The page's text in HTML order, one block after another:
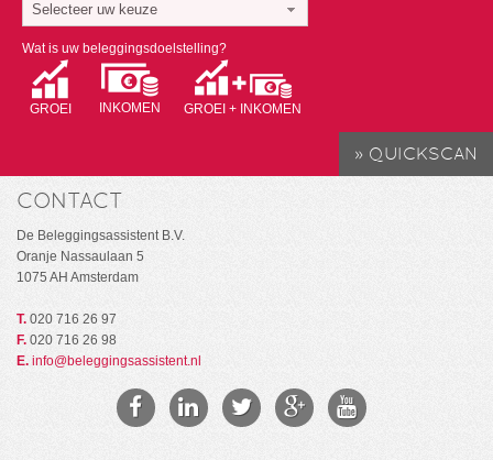
Selecteer uw keuze
Wat is uw beleggingsdoelstelling?
GROEI INKOMEN GROEI + INKOMEN
CONTACT
De Beleggingsassistent B.V.
Oranje Nassaulaan 5
1075 AH Amsterdam
T. 020 716 26 97
F. 020 716 26 98
E. info@beleggingsassistent.nl